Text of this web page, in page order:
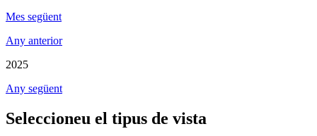
Mes següent
Any anterior
2025
Any següent
Seleccioneu el tipus de vista